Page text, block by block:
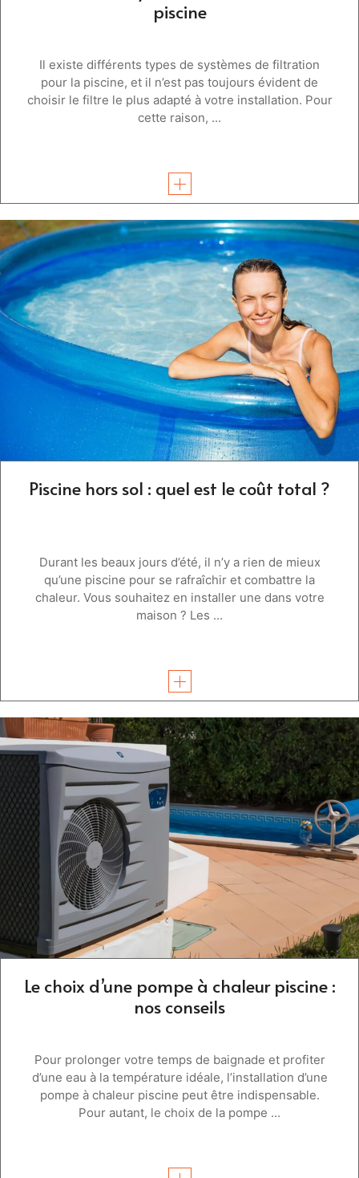
piscine
Il existe différents types de systèmes de filtration
pour la piscine, et il n’est pas toujours évident de
choisir le filtre le plus adapté à votre installation. Pour
cette raison, ...
Piscine hors sol : quel est le coût total ?
Durant les beaux jours d’été, il n’y a rien de mieux
qu’une piscine pour se rafraîchir et combattre la
chaleur. Vous souhaitez en installer une dans votre
maison ? Les ...
Le choix d’une pompe à chaleur piscine :
nos conseils
Pour prolonger votre temps de baignade et profiter
d’une eau à la température idéale, l’installation d’une
pompe à chaleur piscine peut être indispensable.
Pour autant, le choix de la pompe ...